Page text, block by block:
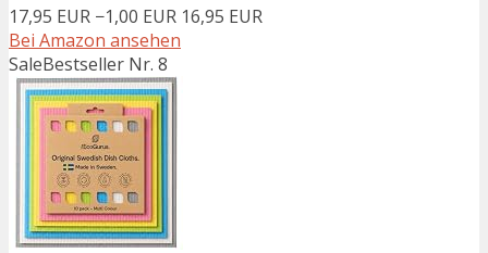
17,95 EUR −1,00 EUR 16,95 EUR
Bei Amazon ansehen
SaleBestseller Nr. 8